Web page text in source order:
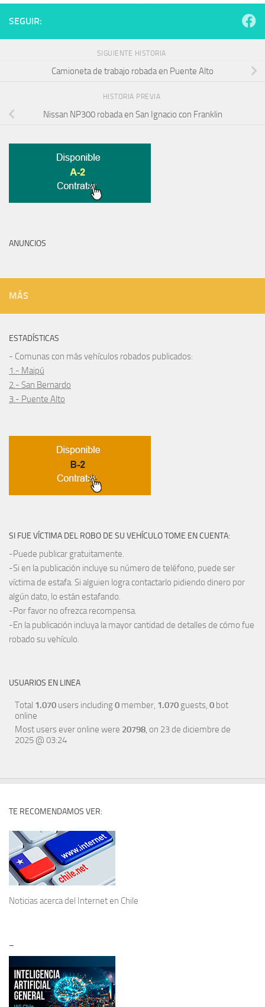
SEGUIR:
SIGUIENTE HISTORIA
Camioneta de trabajo robada en Puente Alto
HISTORIA PREVIA
Nissan NP300 robada en San Ignacio con Franklin
ANUNCIOS
MÁS
ESTADÍSTICAS
- Comunas con más vehículos robados publicados:
1.- Maipú
2.- San Bernardo
3.- Puente Alto
SI FUE VÍCTIMA DEL ROBO DE SU VEHÍCULO TOME EN CUENTA:
-Puede publicar gratuitamente.
-Si en la publicación incluye su número de teléfono, puede ser
víctima de estafa. Si alguien logra contactarlo pidiendo dinero por
algún dato, lo están estafando.
-Por favor no ofrezca recompensa.
-En la publicación incluya la mayor cantidad de detalles de cómo fue
robado su vehículo.
USUARIOS EN LINEA
Total 1.070 users including0 member, 1.070 guests, 0 bot
online
Most users ever online were 20798, on 23 de diciembre de
2025 @ 03:24
TE RECOMENDAMOS VER:
Noticias acerca del Internet en Chile
–